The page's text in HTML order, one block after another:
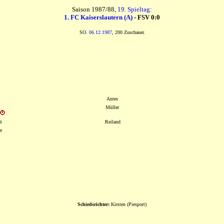
Saison 1987/88, 19. Spieltag:
1. FC Kaiserslautern (A) - FSV 0:0
SO. 06.12.1987, 200 Zuschauer.
Antes
Müller
Reiland
Schiedsrichter: Kirsten (Piesport)